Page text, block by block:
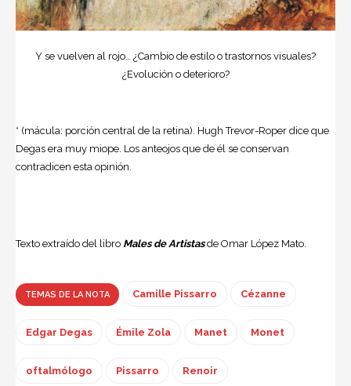
Y se vuelven al rojo… ¿Cambio de estilo o trastornos visuales?
¿Evolución o deterioro?
* (mácula: porción central de la retina). Hugh Trevor-Roper dice que
Degas era muy miope. Los anteojos que de él se conservan
contradicen esta opinión.
Texto extraído del libro Males de Artistasde Omar López Mato.
TEMAS DE LA NOTA Camille Pissarro Cézanne
Edgar Degas Émile Zola Manet Monet
oftalmólogo Pissarro Renoir